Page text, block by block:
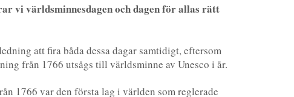
vi världsminnesdagen och dagen för allas rätt
att fira båda dessa dagar samtidigt, eftersom
från 1766 utsågs till världsminne av Unesco i år.
1766 var den första lag i världen som reglerade